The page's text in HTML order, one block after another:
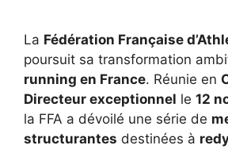
La Fédération Française
poursuit sa transformation
running en France. Réunie en
Directeur exceptionnel le 12
la FFA a dévoilé une série de
structurantes destinées à